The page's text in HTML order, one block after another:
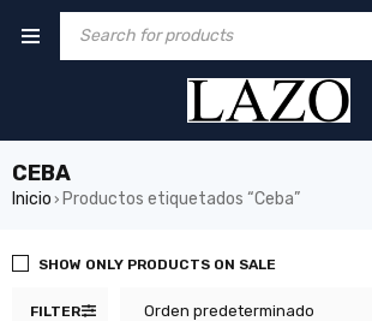
CEBA
Inicio › Productos etiquetados “Ceba”
FILTER Orden predeterminado
SHOW ONLY PRODUCTS ON SALE